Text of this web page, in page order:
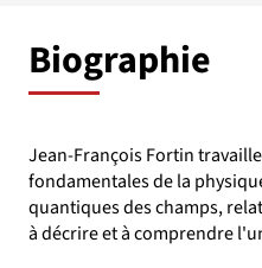
Biographie
Jean-François Fortin
fondamentales de la
quantiques des champs,
à décrire et à comprendre